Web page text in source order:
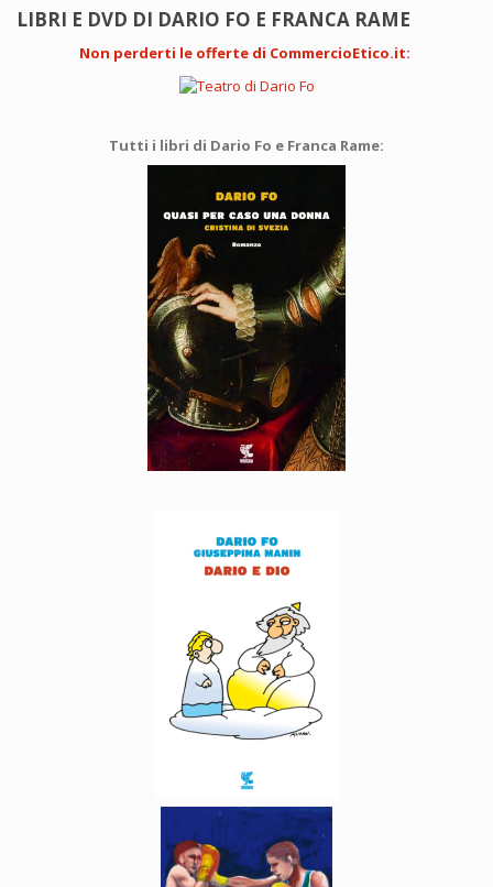
LIBRI E DVD DI DARIO FO E FRANCA RAME
Non perderti le offerte di CommercioEtico.it:
Tutti i libri di Dario Fo e Franca Rame: